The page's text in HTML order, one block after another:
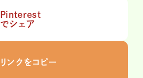
Pinterest
でシェア
リンクをコピー